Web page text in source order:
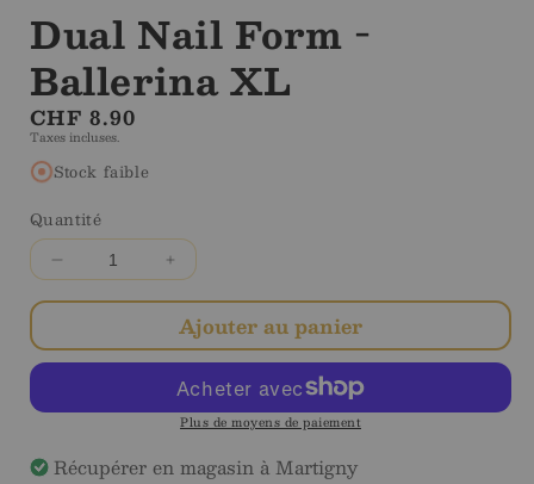
Dual Nail Form -
Ballerina XL
Prix
régulier
CHF 8.90
Taxes incluses.
Stock faible
Quantité
Diminuer
la
pour
Dual
Form
Ballerina
Augmenter
la
quantité
pour
Dual
Nail
Form
Ballerina
Ajouter au panier
Plus de moyens de paiement
Récupérer en magasin à Martigny